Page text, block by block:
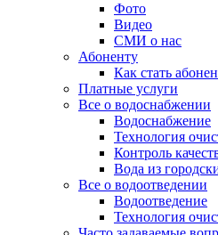
Фото
Видео
СМИ о нас
Абоненту
Как стать
Платные услуги
Все о водоснабжении
Водоснабжение
Технология
Контроль
Вода из
Все о водоотведении
Водоотведение
Технология